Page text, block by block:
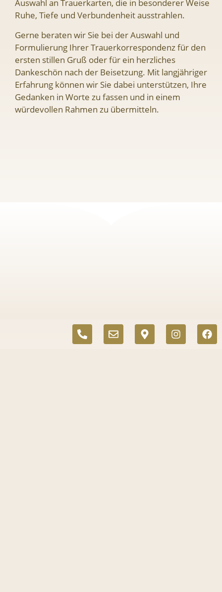
Auswahl an Trauerkarten, die in besonderer Weise
Ruhe, Tiefe und Verbundenheit ausstrahlen.
Gerne beraten wir Sie bei der Auswahl und
Formulierung Ihrer Trauerkorrespondenz für den
ersten stillen Gruß oder für ein herzliches
Dankeschön nach der Beisetzung. Mit langjähriger
Erfahrung können wir Sie dabei unterstützen, Ihre
Gedanken in Worte zu fassen und in einem
würdevollen Rahmen zu übermitteln.